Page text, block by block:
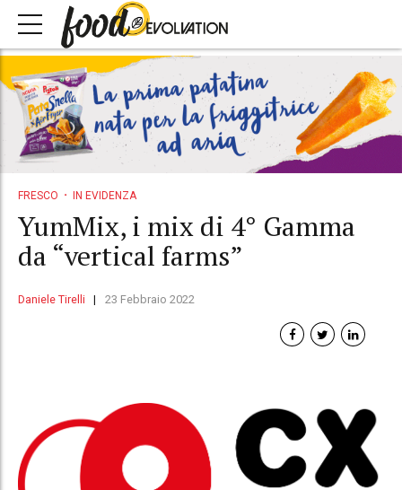
FRESCO IN EVIDENZA
YumMix, i mix di 4° Gamma
da “vertical farms”
Daniele Tirelli 23 Febbraio 2022